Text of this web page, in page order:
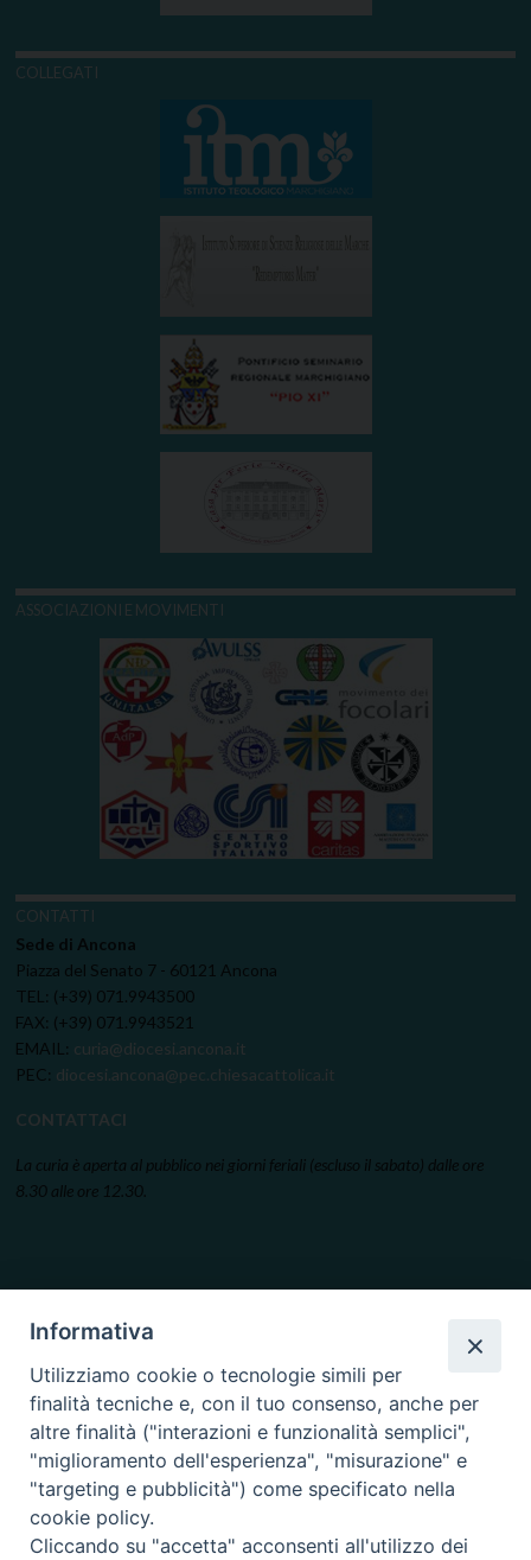
COLLEGATI
ASSOCIAZIONI E MOVIMENTI
CONTATTI
Sede di Ancona
Piazza del Senato 7 - 60121 Ancona
TEL: (+39) 071.9943500
FAX: (+39) 071.9943521
EMAIL: curia@diocesi.ancona.it
PEC: diocesi.ancona@pec.chiesacattolica.it
CONTATTACI
La curia è aperta al pubblico nei giorni feriali (escluso il sabato) dalle ore
8.30 alle ore 12.30.
Informativa
Utilizziamo cookie o tecnologie simili per
finalità tecniche e, con il tuo consenso, anche per
altre finalità ("interazioni e funzionalità semplici",
"miglioramento dell'esperienza", "misurazione" e
"targeting e pubblicità") come specificato nella
cookie policy.
Cliccando su "accetta" acconsenti all'utilizzo dei